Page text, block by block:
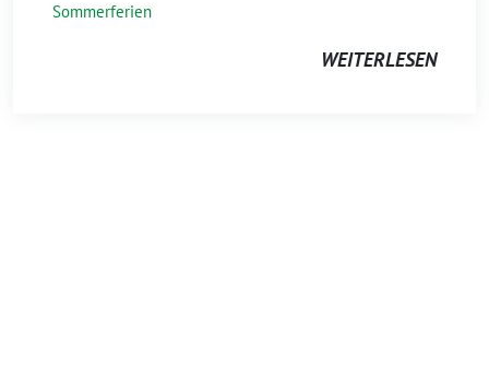
Sommerferien
WEITERLESEN